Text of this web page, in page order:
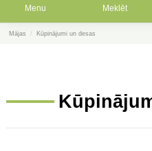
Menu Meklēt
Mājas Kūpinājumi un desas